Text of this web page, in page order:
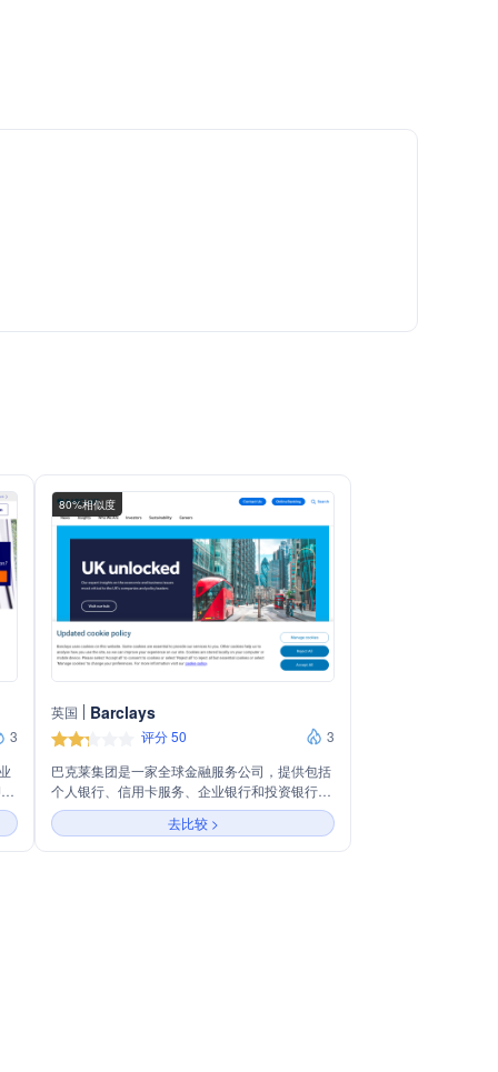
3
80%相似度
英国 Barclays
评分 50
3
巴克莱集团是一家全球金融服务公司，提供包括
个人银行、信用卡服务、企业银行和投资银行在
内的广泛金融产品和服务。集团通过五个主要业
务领域运营，致力于推动经济增长和社会发展，
同时注重可持续发展和环境、社会及治理
去比较 >